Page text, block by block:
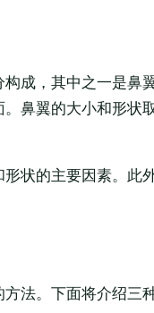
成，其中之一是鼻
鼻翼的大小和形状
状的主要因素。此
法。下面将介绍三